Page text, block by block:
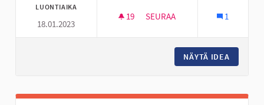
LUONTIAIKA
18.01.2023
19 19 SEURAAJAA
SEURAA 1
NÄYTÄ IDEA